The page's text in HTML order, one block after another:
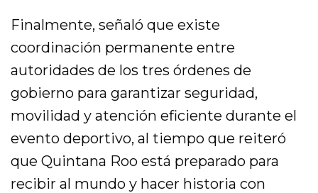
Finalmente, señaló que existe
coordinación permanente entre
autoridades de los tres órdenes de
gobierno para garantizar seguridad,
movilidad y atención eficiente durante el
evento deportivo, al tiempo que reiteró
que Quintana Roo está preparado para
recibir al mundo y hacer historia con